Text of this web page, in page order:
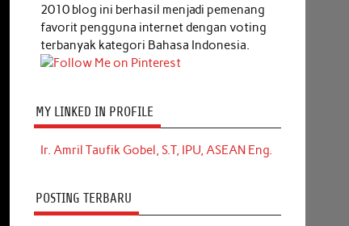
2010 blog ini berhasil menjadi pemenang
favorit pengguna internet dengan voting
terbanyak kategori Bahasa Indonesia.
MY LINKED IN PROFILE
Ir. Amril Taufik Gobel, S.T, IPU, ASEAN Eng.
POSTING TERBARU